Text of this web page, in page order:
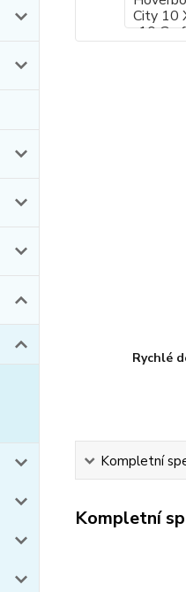
Rychlé
Kompletní
Kompletní